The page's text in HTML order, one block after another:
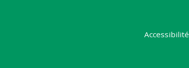
Accessibilité